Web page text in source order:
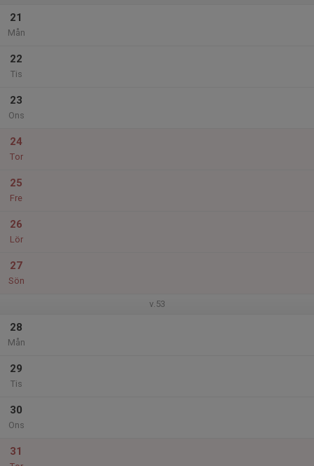
21
Mån
22
Tis
23
Ons
24
Tor
25
Fre
26
Lör
27
Sön
v.53
28
Mån
29
Tis
30
Ons
31